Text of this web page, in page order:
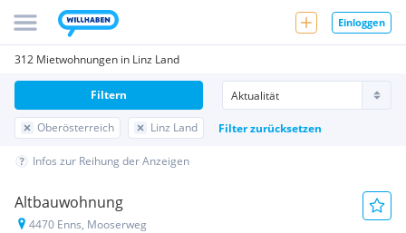
Einloggen
312 Mietwohnungen in Linz Land
Oberösterreich Linz Land Filter zurücksetzen
Filtern
Infos zur Reihung der Anzeigen
Altbauwohnung
4470 Enns, Mooserweg